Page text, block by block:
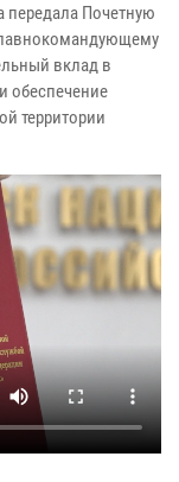
Почетную
вклад в
обеспечение
территории